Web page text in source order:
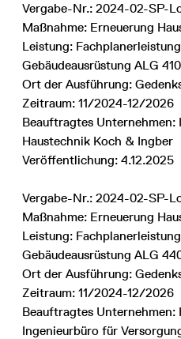
Vergabe-Nr.: 2024-02-SP-
Maßnahme: Erneuerung
Leistung:
Gebäudeausrüstung ALG
Ort der Ausführung:
Zeitraum: 11/2024-12/2026
Beauftragtes Unternehmen:
Haustechnik Koch & Ingber
Veröffentlichung: 4.12.2025
Vergabe-Nr.: 2024-02-SP-
Maßnahme: Erneuerung
Leistung:
Gebäudeausrüstung ALG
Ort der Ausführung:
Zeitraum: 11/2024-12/2026
Beauftragtes Unternehmen:
Ingenieurbüro für